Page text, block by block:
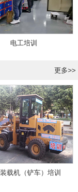
电工培训
更多>>
载机（铲车）培训